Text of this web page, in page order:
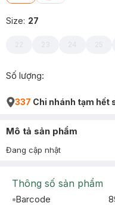
Size: 27
22 23 24 25
Số lượng:
337 Chi nhánh tạm hết
Mô tả sản phẩm
Đang cập nhật
Thông số sản phẩm
Barcode